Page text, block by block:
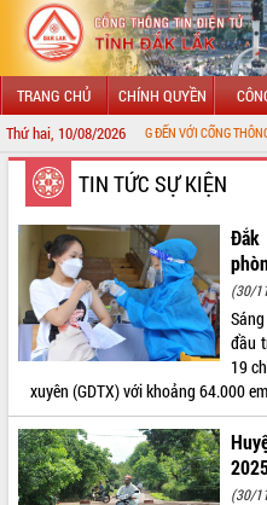
TRANG CHỦ CHÍNH QUYỀN
Thứ hai, 10/08/2026
MỪNG ĐẾN VỚI CỔNG THÔNG TIN ĐIỆN TỬ TỈNH
GIỚI THIỆU
LÃNH ĐẠO UBND TỈNH
TIN TỨC SỰ KIỆN
SỞ, BAN, NGÀNH
THÔNG TIN CHỈ ĐẠO ĐIỀU HÀNH
HỆ THỐNG VĂN BẢN
TIN TỨC SỰ KIỆN
(30/
đầu
19
xuyên (GDTX) với khoảng 64.000
(30/